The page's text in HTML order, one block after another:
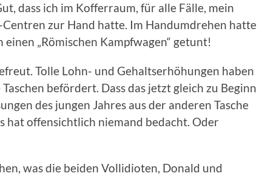
dass ich im Kofferraum, für alle Fälle, mein
zur Hand hatte. Im Handumdrehen hatte
„Römischen Kampfwagen“ getunt!
Tolle Lohn- und Gehaltserhöhungen haben
befördert. Dass das jetzt gleich zu Beginn
des jungen Jahres aus der anderen Tasche
hat offensichtlich niemand bedacht. Oder
was die beiden Vollidioten, Donald und